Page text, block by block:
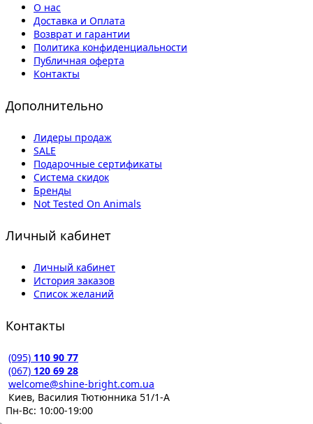
О нас
Доставка и Оплата
Возврат и гарантии
Политика конфиденциальности
Публичная оферта
Контакты
Дополнительно
Лидеры продаж
SALE
Подарочные сертификаты
Система скидок
Бренды
Not Tested On Animals
Личный кабинет
Личный кабинет
История заказов
Список желаний
Контакты
(095) 110 90 77
(067) 120 69 28
welcome@shine-bright.com.ua
Киев, Василия Тютюнника 51/1-А
Пн-Вс: 10:00-19:00